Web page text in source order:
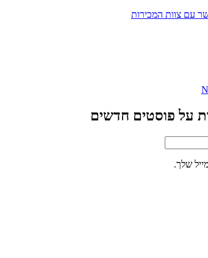
עם צוות המכירות
על פוסטים חדשים
שלך.